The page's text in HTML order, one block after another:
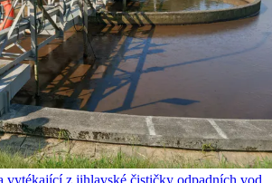
z jihlavské čističky odpadních vod